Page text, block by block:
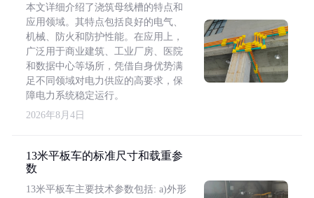
本文详细介绍了浇筑母线槽的特点和
应用领域。其特点包括良好的电气、
机械、防火和防护性能。在应用上，
广泛用于商业建筑、工业厂房、医院
和数据中心等场所，凭借自身优势满
足不同领域对电力供应的高要求，保
障电力系统稳定运行。
2026年8月4日
13米平板车的标准尺寸和载重参
数
13米平板车主要技术参数包括: a)外形